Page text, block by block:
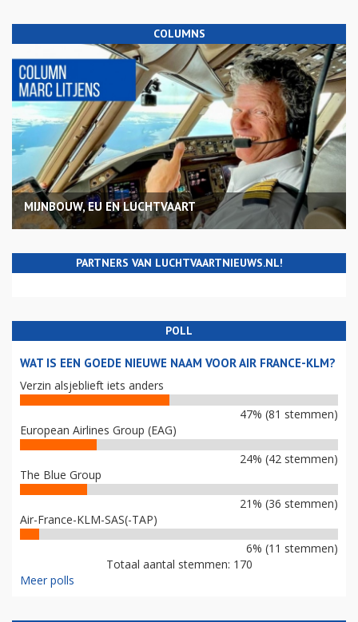
COLUMNS
MIJNBOUW, EU EN LUCHTVAART
PARTNERS VAN LUCHTVAARTNIEUWS.NL!
POLL
WAT IS EEN GOEDE NIEUWE NAAM VOOR AIR FRANCE-KLM?
Verzin alsjeblieft iets anders
47% (81 stemmen)
European Airlines Group (EAG)
24% (42 stemmen)
The Blue Group
21% (36 stemmen)
Air-France-KLM-SAS(-TAP)
6% (11 stemmen)
Totaal aantal stemmen: 170
Meer polls